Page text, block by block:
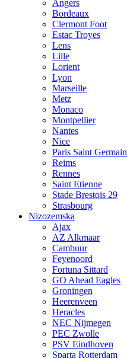
Angers
Bordeaux
Clermont Foot
Estac Troyes
Lens
Lille
Lorient
Lyon
Marseille
Metz
Monaco
Montpellier
Nantes
Nice
Paris Saint Germain
Reims
Rennes
Saint Etienne
Stade Brestois 29
Strasbourg
Nizozemska
Ajax
AZ Alkmaar
Cambuur
Feyenoord
Fortuna Sittard
GO Ahead Eagles
Groningen
Heerenveen
Heracles
NEC Nijmegen
PEC Zwolle
PSV Eindhoven
Sparta Rotterdam